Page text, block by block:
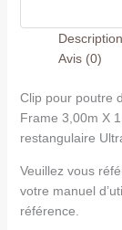
Description
Avis (0)
Clip pour poutre
Frame 3,00m X
restangulaire
Veuillez vous
votre manuel
référence.